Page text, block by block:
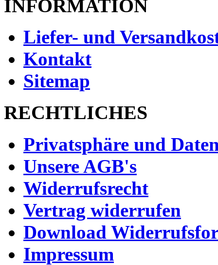
INFORMATION
Liefer- und
Kontakt
Sitemap
RECHTLICHES
Privatsphäre und
Unsere AGB's
Widerrufsrecht
Vertrag widerrufen
Download
Impressum